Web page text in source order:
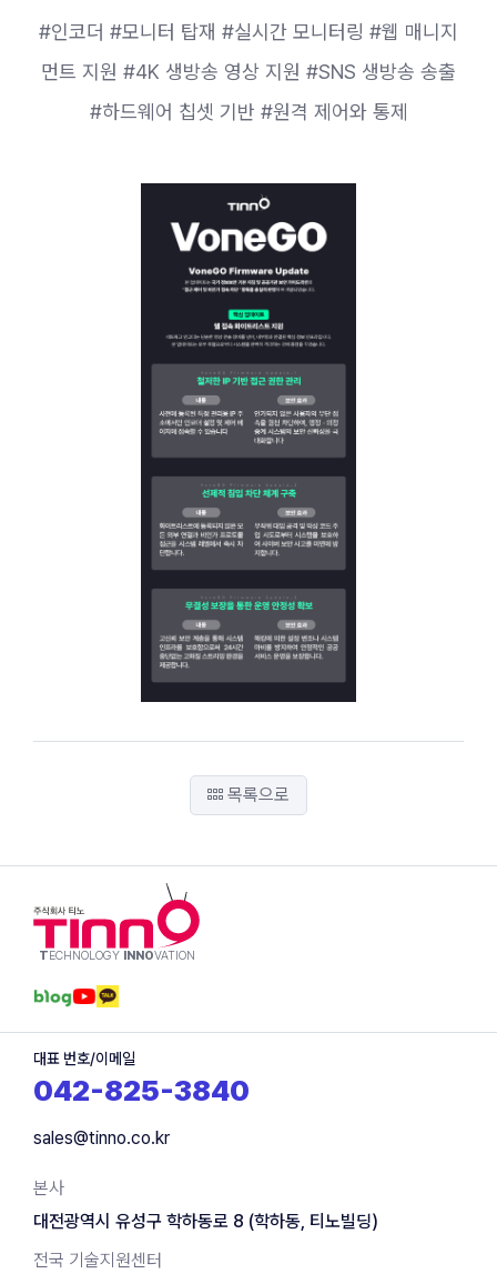
#인코더 #모니터 탑재 #실시간 모니터링 #웹 매니지
먼트 지원 #4K 생방송 영상 지원 #SNS 생방송 송출
#하드웨어 칩셋 기반 #원격 제어와 통제
목록으로
T ECHNOLOGY INNOVATION
대표 번호/이메일
042-825-3840
sales@tinno.co.kr
본사
대전광역시 유성구 학하동로 8 (학하동, 티노빌딩)
전국 기술지원센터